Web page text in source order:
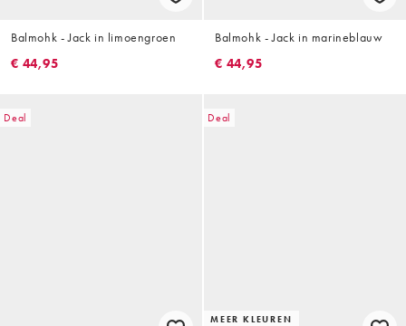
Balmohk - Jack in limoengroen
€ 44,95
Balmohk - Jack in marineblauw
€ 44,95
Deal Deal
MEER KLEUREN